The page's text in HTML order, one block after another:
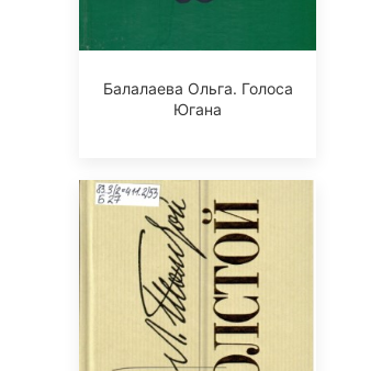
Балалаева Ольга. Голоса
Югана